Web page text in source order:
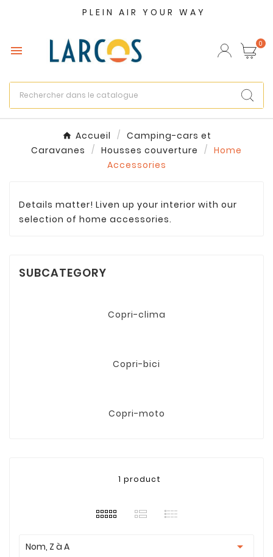
PLEIN AIR YOUR WAY
 0
Accueil
Camping-cars et
Caravanes
Housses couverture
Home
Accessories
Details matter! Liven up your interior with our
selection of home accessories.
SUBCATEGORY
Copri-clima
Copri-bici
Copri-moto
1 product
Nom, Z à A 
Nom de la liste d'envies
Annuler Créer une liste d'envies